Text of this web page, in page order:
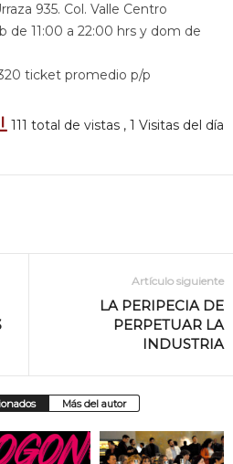
935. Col. Valle Centro
de 11:00 a 22:00 hrs y dom de
ticket promedio p/p
111 total de vistas , 1 Visitas del día
Artículo siguiente
LA PERIPECIA DE
PERPETUAR LA
INDUSTRIA
Más del autor